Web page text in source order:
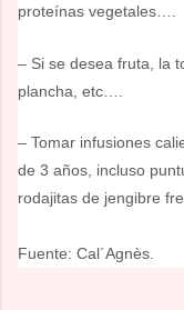
proteínas vegetales….
– Si se desea fruta, la
plancha, etc….
– Tomar infusiones
de 3 años, incluso
rodajitas de jengibre
Fuente: Cal´Agnès.